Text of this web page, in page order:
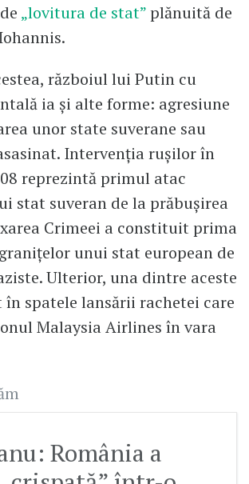
„lovitura de stat”plănuită de
războiul lui Putin cu
ia şi alte forme: agresiune
unor state suverane sau
Intervenţia ruşilor în
reprezintă primul atac
stat suveran de la prăbuşirea
Crimeei a constituit prima
unui stat european de
Ulterior, una dintre aceste
spatele lansării rachetei care
Malaysia Airlines în vara
România a